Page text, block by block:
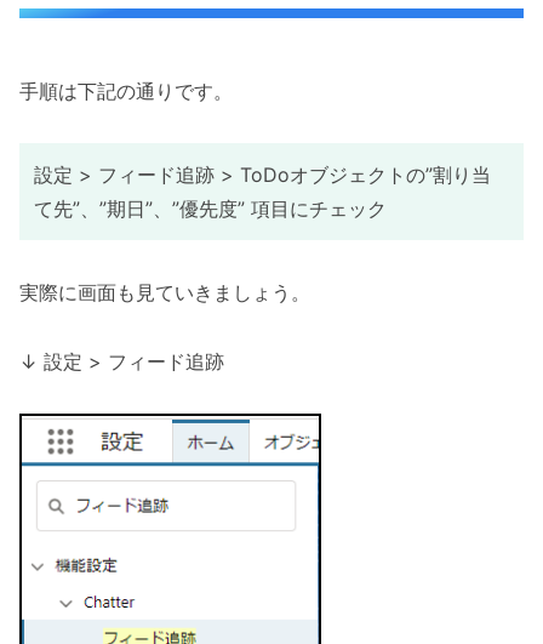
手順は下記の通りです。
設定 > フィード追跡 > ToDoオブジェクトの”割り当
て先”、”期日”、”優先度” 項目にチェック
実際に画面も見ていきましょう。
↓ 設定 > フィード追跡